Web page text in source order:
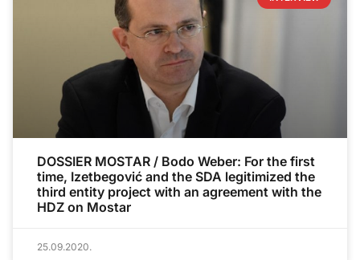
DOSSIER MOSTAR / Bodo Weber: For the first
time, Izetbegović and the SDA legitimized the
third entity project with an agreement with the
HDZ on Mostar
25.09.2020.